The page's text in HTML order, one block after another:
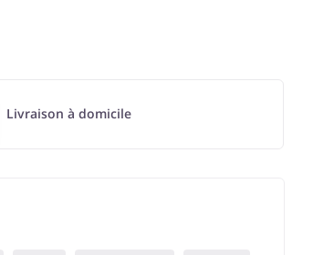
Livraison à domicile